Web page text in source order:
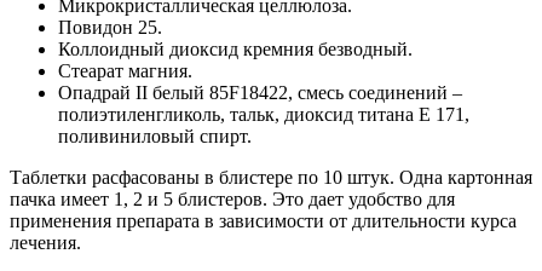
Микрокристаллическая целлюлоза.
Повидон 25.
Коллоидный диоксид кремния безводный.
Стеарат магния.
Опадрай ІІ белый 85F18422, смесь соединений –
полиэтиленгликоль, тальк, диоксид титана Е 171,
поливиниловый спирт.
Таблетки расфасованы в блистере по 10 штук. Одна картонная
пачка имеет 1, 2 и 5 блистеров. Это дает удобство для
применения препарата в зависимости от длительности курса
лечения.